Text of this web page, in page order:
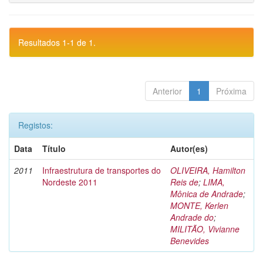
Resultados 1-1 de 1.
Anterior 1 Próxima
Registos:
Data
Título
Autor(es)
2011
Infraestrutura de transportes do
Nordeste 2011
OLIVEIRA, Hamilton
Reis de; LIMA,
Mônica de Andrade;
MONTE, Kerlen
Andrade do;
MILITÃO, Vivianne
Benevides